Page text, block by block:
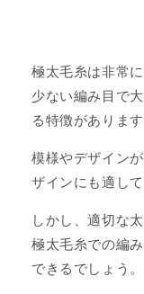
極太毛糸は非常
少ない編み目で
る特徴があります
模様やデザイン
ザインにも適して
しかし、適切な
極太毛糸での編
できるでしょう。